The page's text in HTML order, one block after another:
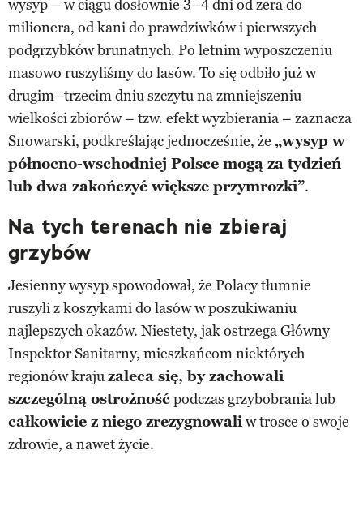
wysyp – w ciągu dosłownie 3–4 dni od zera do
milionera, od kani do prawdziwków i pierwszych
podgrzybków brunatnych. Po letnim wyposzczeniu
masowo ruszyliśmy do lasów. To się odbiło już w
drugim–trzecim dniu szczytu na zmniejszeniu
wielkości zbiorów – tzw. efekt wyzbierania – zaznacza
Snowarski, podkreślając jednocześnie, że „wysyp w
północno-wschodniej Polsce mogą za tydzień
lub dwa zakończyć większe przymrozki”.
Na tych terenach nie zbieraj
grzybów
Jesienny wysyp spowodował, że Polacy tłumnie
ruszyli z koszykami do lasów w poszukiwaniu
najlepszych okazów. Niestety, jak ostrzega Główny
Inspektor Sanitarny, mieszkańcom niektórych
regionów krajuzaleca się, by zachowali
szczególną ostrożnośćpodczas grzybobrania lub
całkowicie z niego zrezygnowaliw trosce o swoje
zdrowie, a nawet życie.